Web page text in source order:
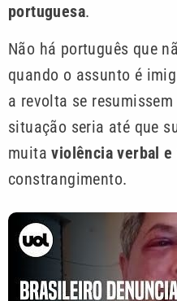
portuguesa.
Não há português que
quando o assunto é
a revolta se
situação seria até que
muitaviolência verbal
constrangimento.